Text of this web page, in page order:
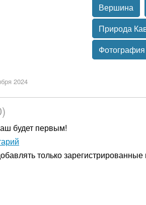
Вершина
Природа
Фотография
2024
будет первым!
толькозарегистрированные